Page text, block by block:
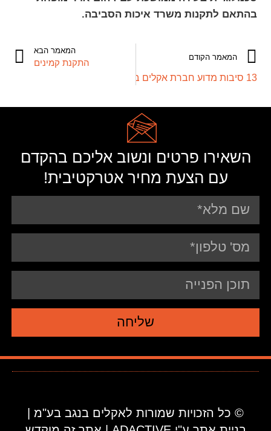
בהתאם לתקנות משרד איכות הסביבה.
המאמר הקודם
13 סיבות מדוע חברת אקלים בנגב מחשיבה ומשווקת את קמין גודין כקמין האידאלי הטוב בעולם
המאמר הבא
התקנת קמינים
השאירו פרטים ונשוב אליכם בהקדם
עם הצעת מחיר אטרקטיבית!
שליחה
© כל הזכויות שמורות לאקלים בנגב בע"מ |